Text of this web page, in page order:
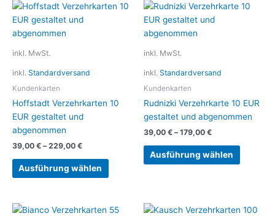
inkl. MwSt.
inkl. Standardversand
Kundenkarten
Hoffstadt Verzehrkarten 10
EUR gestaltet und
abgenommen
39,00 € –229,00 €
Ausführung wählen
Dieses
Optionen
Produktseite
werden
inkl. MwSt.
inkl. Standardversand
Kundenkarten
Rudnizki Verzehrkarte 10 EUR
gestaltet und abgenommen
39,00 € –179,00 €
Ausführung wählen
Dieses
Optionen
können
gewählt
Dieses Dieses